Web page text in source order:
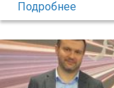
Подробнее